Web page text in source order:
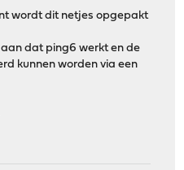
wordt dit netjes opgepakt
dat ping6 werkt en de
kunnen worden via een